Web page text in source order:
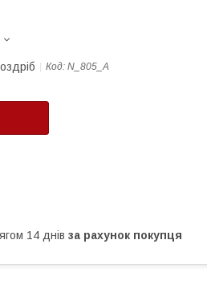
Код: N_805_A
14 днів за рахунок покупця